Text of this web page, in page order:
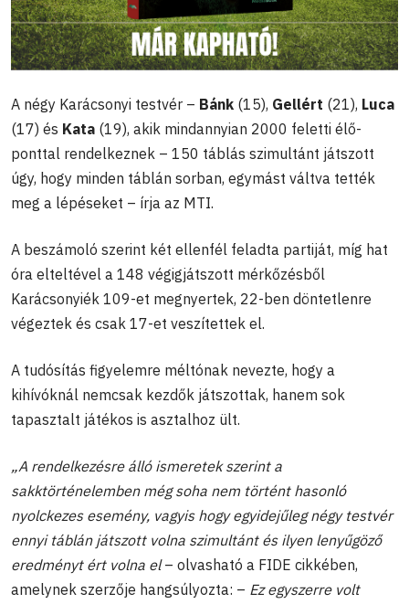
A négy Karácsonyi testvér – Bánk (15), Gellért (21), Luca
(17) és Kata (19), akik mindannyian 2000 feletti élő-
ponttal rendelkeznek – 150 táblás szimultánt játszott
úgy, hogy minden táblán sorban, egymást váltva tették
meg a lépéseket – írja az MTI.
A beszámoló szerint két ellenfél feladta partiját, míg hat
óra elteltével a 148 végigjátszott mérkőzésből
Karácsonyiék 109-et megnyertek, 22-ben döntetlenre
végeztek és csak 17-et veszítettek el.
A tudósítás figyelemre méltónak nevezte, hogy a
kihívóknál nemcsak kezdők játszottak, hanem sok
tapasztalt játékos is asztalhoz ült.
„A rendelkezésre álló ismeretek szerint a
sakktörténelemben még soha nem történt hasonló
nyolckezes esemény, vagyis hogy egyidejűleg négy testvér
ennyi táblán játszott volna szimultánt és ilyen lenyűgöző
eredményt ért volna el– olvasható a FIDE cikkében,
amelynek szerzője hangsúlyozta: – Ez egyszerre volt